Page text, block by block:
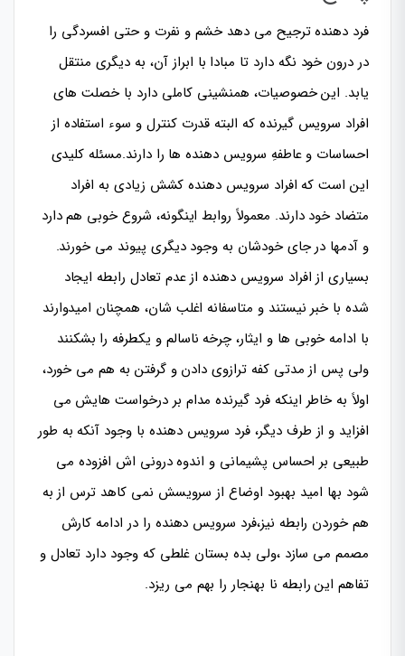
فرد دهنده ترجیح می دهد خشم و نفرت و حتی افسردگی را
در درون خود نگه دارد تا مبادا با ابراز آن، به دیگری منتقل
یابد. این خصوصیات، همنشینی کاملی دارد با خصلت های
افراد سرویس گیرنده که البته قدرت کنترل و سوء استفاده از
احساسات و عاطفهِ سرویس دهنده ها را دارند.مسئله کلیدی
این است که افراد سرویس دهنده کشش زیادی به افراد
متضاد خود دارند. معمولاً روابط اینگونه، شروع خوبی هم دارد
و آدمها در جای خودشان به وجود دیگری پیوند می خورند.
بسیاری از افراد سرویس دهنده از عدم تعادل رابطه ایجاد
شده با خبر نیستند و متاسفانه اغلب شان، همچنان امیدوارند
با ادامه خوبی ها و ایثار، چرخه ناسالم و یکطرفه را بشکنند
ولی پس از مدتی کفه ترازوی دادن و گرفتن به هم می خورد،
اولاً به خاطر اینکه فرد گیرنده مدام بر درخواست هایش می
افزاید و از طرف دیگر، فرد سرویس دهنده با وجود آنکه به طور
طبیعی بر احساس پشیمانی و اندوه درونی اش افزوده می
شود بها امید بهبود اوضاع از سرویسش نمی کاهد ترس از به
هم خوردن رابطه نیز،فرد سرویس دهنده را در ادامه کارش
مصمم می سازد ،ولی بده بستان غلطی که وجود دارد تعادل و
تفاهم این رابطه نا بهنجار را بهم می ریزد.